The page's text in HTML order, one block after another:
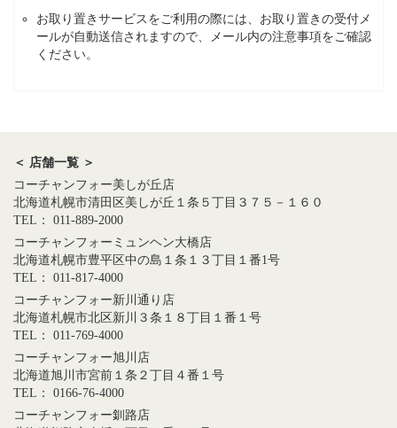
お取り置きサービスをご利用の際には、お取り置きの受付メ
ールが自動送信されますので、メール内の注意事項をご確認
ください。
＜ 店舗一覧 ＞
コーチャンフォー美しが丘店
北海道札幌市清田区美しが丘１条５丁目３７５－１６０
TEL： 011-889-2000
コーチャンフォーミュンヘン大橋店
北海道札幌市豊平区中の島１条１３丁目１番1号
TEL： 011-817-4000
コーチャンフォー新川通り店
北海道札幌市北区新川３条１８丁目１番１号
TEL： 011-769-4000
コーチャンフォー旭川店
北海道旭川市宮前１条２丁目４番１号
TEL： 0166-76-4000
コーチャンフォー釧路店